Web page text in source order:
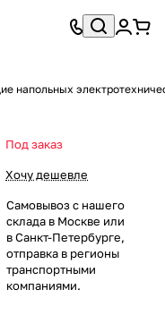
напольных
Под заказ
Хочу дешевле
Самовывоз с нашего
склада в Москве или
в Санкт-Петербурге,
отправка в регионы
транспортными
компаниями.